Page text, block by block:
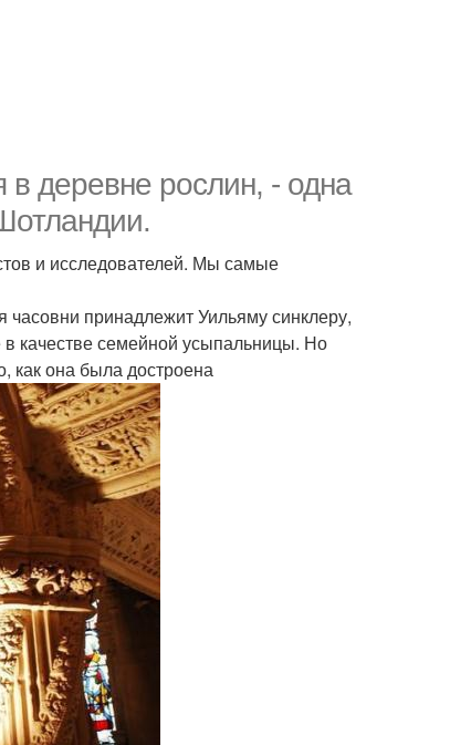
в деревне рослин, - одна
и исследователей. Мы самые
принадлежит Уильяму синклеру,
в качестве семейной усыпальницы. Но
как она была достроена